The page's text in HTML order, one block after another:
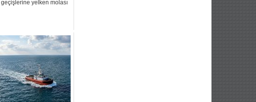
geçişlerine yelken molası